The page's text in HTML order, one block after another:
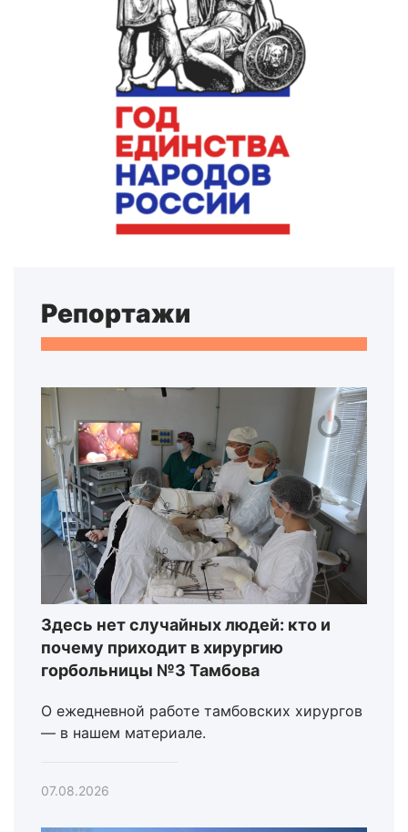
Репортажи
Здесь нет случайных людей: кто и
почему приходит в хирургию
горбольницы №3 Тамбова
О ежедневной работе тамбовских хирургов
— в нашем материале.
07.08.2026